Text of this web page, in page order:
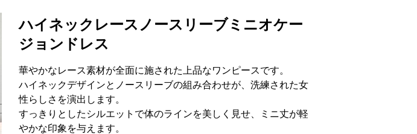
ハイネックレースノースリーブミニオケー
ジョンドレス
華やかなレース素材が全面に施された上品なワンピースです。
ハイネックデザインとノースリーブの組み合わせが、洗練された女
性らしさを演出します。
すっきりとしたシルエットで体のラインを美しく見せ、ミニ丈が軽
やかな印象を与えます。